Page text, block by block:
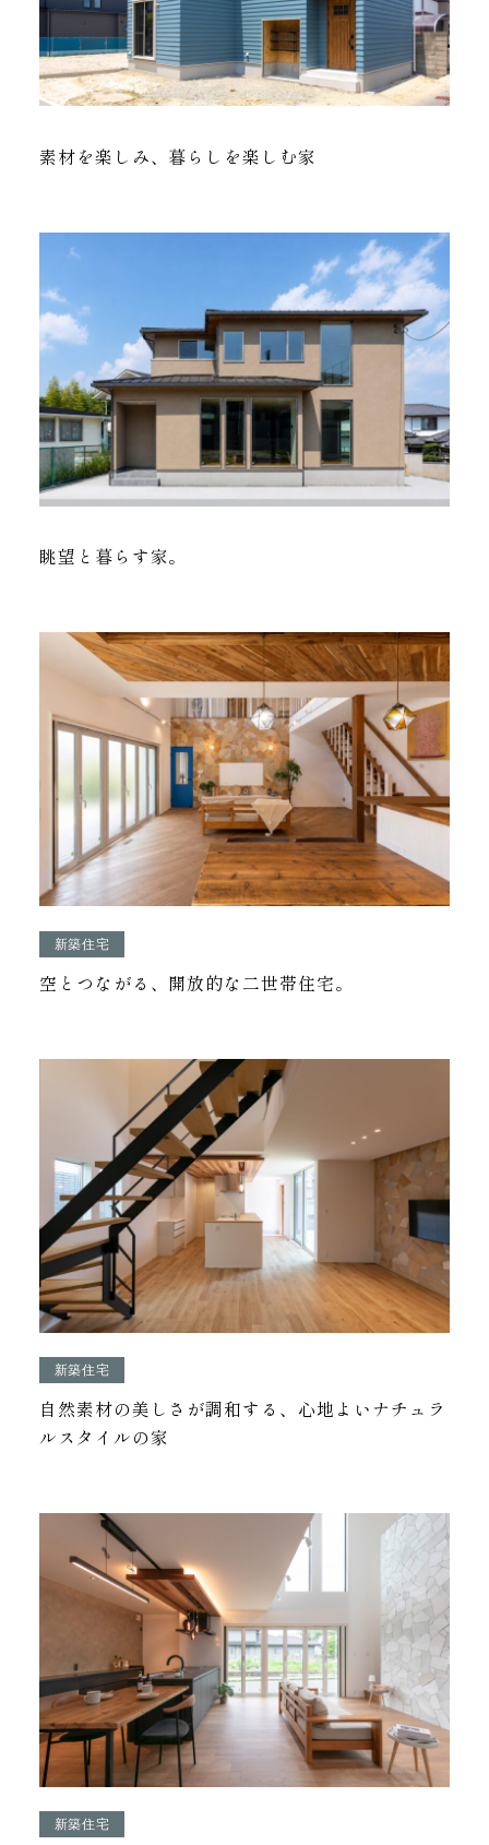
素材を楽しみ、暮らしを楽しむ家
眺望と暮らす家。
新築住宅
空とつながる、開放的な二世帯住宅。
新築住宅
自然素材の美しさが調和する、心地よいナチュラ
ルスタイルの家
新築住宅